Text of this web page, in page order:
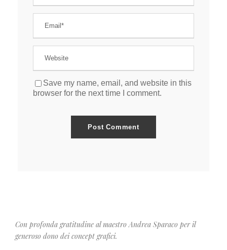
Save my name, email, and website in this
browser for the next time I comment.
Con profonda gratitudine al maestro Andrea Sparaco per il
generoso dono dei concept grafici.